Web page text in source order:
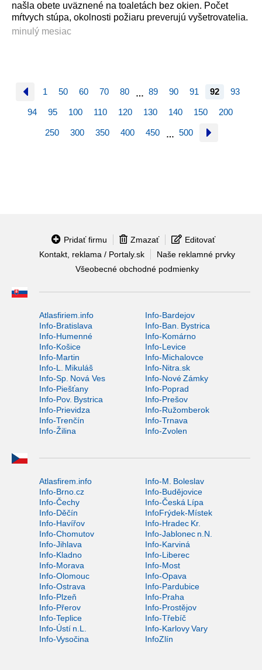
našla obete uväznené na toaletách bez okien. Počet
mŕtvych stúpa, okolnosti požiaru preverujú vyšetrovatelia.
minulý mesiac
1 50 60 70 80 … 89 90 91 92 93
94 95 100 110 120 130 140 150 200
250 300 350 400 450 … 500
Pridať firmu Zmazať
Editovať
Kontakt, reklama / Portaly.sk
Naše reklamné prvky
Všeobecné obchodné podmienky
Atlasfiriem.info
Info-Bardejov
Info-Bratislava
Info-Ban. Bystrica
Info-Humenné
Info-Komárno
Info-Košice
Info-Levice
Info-Martin
Info-Michalovce
Info-L. Mikuláš
Info-Nitra.sk
Info-Sp. Nová Ves
Info-Nové Zámky
Info-Piešťany
Info-Poprad
Info-Pov. Bystrica
Info-Prešov
Info-Prievidza
Info-Ružomberok
Info-Trenčín
Info-Trnava
Info-Žilina
Info-Zvolen
Atlasfirem.info
Info-M. Boleslav
Info-Brno.cz
Info-Budějovice
Info-Čechy
Info-Česká Lípa
Info-Děčín
InfoFrýdek-Místek
Info-Havířov
Info-Hradec Kr.
Info-Chomutov
Info-Jablonec n.N.
Info-Jihlava
Info-Karviná
Info-Kladno
Info-Liberec
Info-Morava
Info-Most
Info-Olomouc
Info-Opava
Info-Ostrava
Info-Pardubice
Info-Plzeň
Info-Praha
Info-Přerov
Info-Prostějov
Info-Teplice
Info-Třebíč
Info-Ústí n.L.
Info-Karlovy Vary
Info-Vysočina
InfoZlín